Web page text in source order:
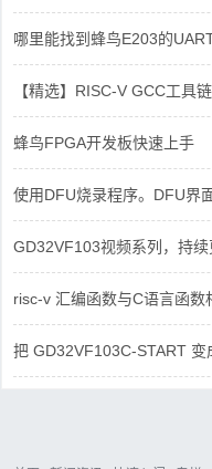
哪里能找到蜂鸟E203的
【精选】RISC-V GCC工具
蜂鸟FPGA开发板快速上手
使用DFU烧录程序。DFU界
GD32VF103视频系列，持续
risc-v 汇编函数与C语言函数
把 GD32VF103C-START 变